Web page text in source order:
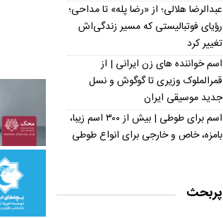
عبدالرضا هلالی؛ از «رضا پله» تا مداحی؛
رؤیای فوتبالیستی که مسیر زندگی‌اش
تغییر کرد
اسم خواننده های زن ایرانی | از
قمرالملوک وزیری تا گوگوش و نسل
جدید موسیقی ایران
اسم برای طوطی | بیش از ۳۰۰ اسم زیبا،
بامزه، خاص و خارجی برای انواع طوطی
پربحث